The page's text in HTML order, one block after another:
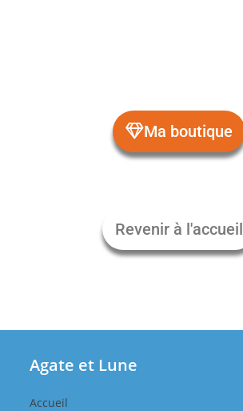
Ma boutique
Revenir à l'accueil
Agate et Lune
Accueil